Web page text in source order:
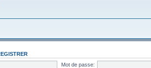
Mot de passe: